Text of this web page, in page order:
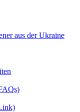
aus der Ukraine